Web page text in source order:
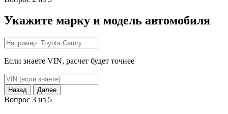
Укажите марку и модель автомобиля
Если знаете VIN, расчет будет точнее
Назад Далее
Вопрос 3 из 5